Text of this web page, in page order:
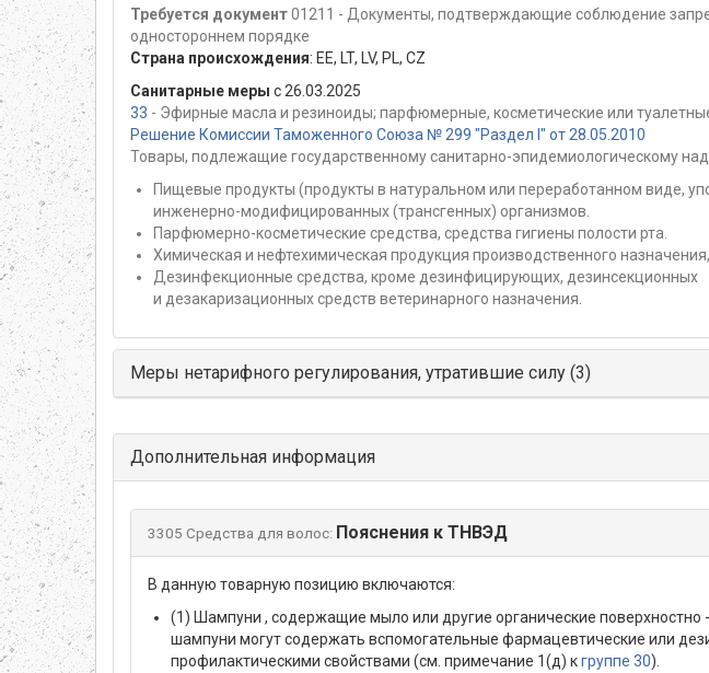
Требуется документ01211 - Документы, подтверждающие соблюдение
одностороннем порядке
Страна происхождения: EE, LT, LV, PL , CZ
Санитарные меры с 26.03.2025
33 - Эфирные масла и резиноиды; парфюмерные, косметические или
Решение Комиссии Таможенного Союза № 299 "Раздел I" от 28.05.2010
Товары, подлежащие государственному санитарно-эпидемиологическому
Пищевые продукты (продукты в натуральном или переработанном виде,
инженерно-модифицированных (трансгенных) организмов.
Парфюмерно-косметические средства, средства гигиены полости рта.
Химическая и нефтехимическая продукция производственного
Дезинфекционные средства, кроме дезинфицирующих, дезинсекционных
и дезакаризационных средств ветеринарного назначения.
Меры нетарифного регулирования, утратившие силу (3)
Дополнительная информация
3305 Средства для волос: Пояснения к ТНВЭД
В данную товарную позицию включаются:
(1) Шампуни , содержащие мыло или другие органические
шампуни могут содержать вспомогательные фармацевтические или
профилактическими свойствами (см. примечание 1(д) кгруппе 30).